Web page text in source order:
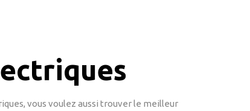
vous voulez aussi trouver le meilleur